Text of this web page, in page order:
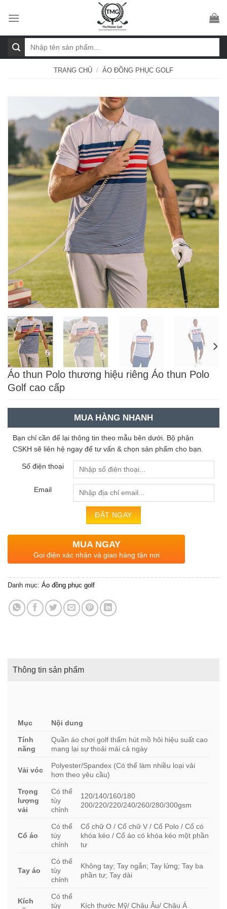
kiếm:
TRANG CHỦ / ÁO ĐỒNG PHỤC GOLF
Áo thun Polo thương hiệu riêng Áo thun Polo
Golf cao cấp
MUA HÀNG NHANH
Bạn chỉ cần để lại thông tin theo mẫu bên dưới. Bộ phận
CSKH sẽ liên hệ ngay để tư vấn & chọn sản phẩm cho bạn.
Số điện thoại
Email
MUA NGAY
Gọi điện xác nhận và giao hàng tận nơi
Danh mục: Áo đồng phục golf
Thông tin sản phẩm
Mục Nội dung
Tính
năng
Quần áo chơi golf thấm hút mồ hôi hiệu suất cao
mang lại sự thoải mái cả ngày
Vải vóc
Polyester/Spandex (Có thể làm nhiều loại vải
hơn theo yêu cầu)
Trọng
lượng
vải
Có thể
tùy
chỉnh
120/140/160/180
200/220/220/240/260/280/300gsm
Cổ áo
Có thể
tùy
chỉnh
Cổ chữ O / Cổ chữ V / Cổ Polo / Cổ có
khóa kéo / Cổ áo có khóa kéo một phần
tư
Tay áo
Có thể
tùy
chỉnh
Không tay; Tay ngắn; Tay lửng; Tay ba
phần tư; Tay dài
Kích
Có thể
tùy
Kích thước Mỹ/ Châu Âu/ Châu Á